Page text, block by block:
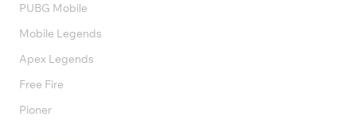
PUBG Mobile
Mobile Legends
Apex Legends
Free Fire
Pioner